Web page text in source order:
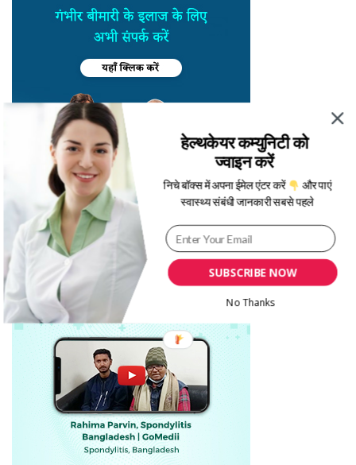
SUBSCRIBE NOW
हेल्थकेयर कम्युनिटी को
ज्वाइन करें
निचे बॉक्स में अपना ईमेल एंटर करें और पाएं
स्वास्थ्य संबंधी जानकारी सबसे पहले
No Thanks